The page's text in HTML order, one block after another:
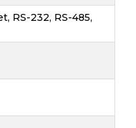
RS-232, RS-485,